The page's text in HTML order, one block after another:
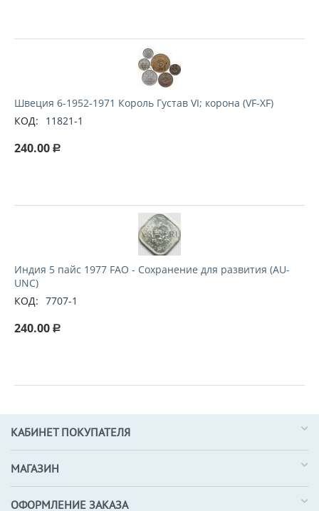
Швеция 6-1952-1971 Король Густав VI; корона (VF-XF)
КОД:
11821-1
240.00 Р
Индия 5 пайс 1977 FAO - Сохранение для развития (AU-
UNC)
КОД: 7707-1
240.00 Р
КАБИНЕТ ПОКУПАТЕЛЯ
МАГАЗИН
ОФОРМЛЕНИЕ ЗАКАЗА